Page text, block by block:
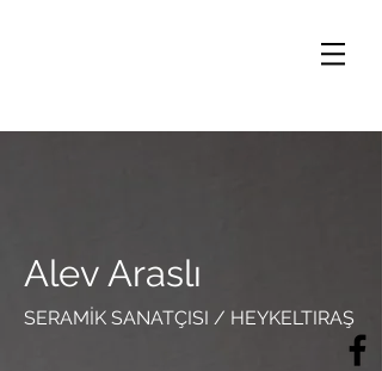
Alev Araslı
SERAMİK SANATÇISI / HEYKELTIRAŞ